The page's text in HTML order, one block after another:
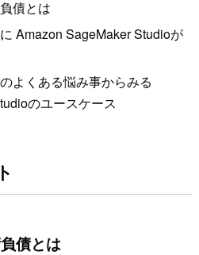
債とは
Amazon SageMaker Studioが
よくある悩み事からみる
のユースケース
債とは